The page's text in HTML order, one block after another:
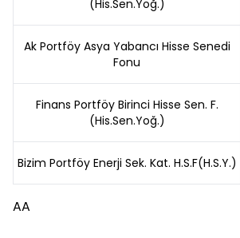
(His.Sen.Yoğ.)
Ak Portföy Asya Yabancı Hisse Senedi
Fonu
Finans Portföy Birinci Hisse Sen. F.
(His.Sen.Yoğ.)
Bizim Portföy Enerji Sek. Kat. H.S.F(H.S.Y.)
AA